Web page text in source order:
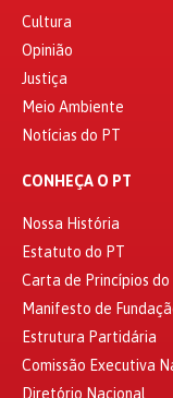
Cultura
Opinião
Justiça
Meio Ambiente
Notícias do PT
CONHEÇA O PT
Nossa História
Estatuto do PT
Carta de Princípios do
Manifesto de
Estrutura Partidária
Comissão Executiva
Diretório Nacional